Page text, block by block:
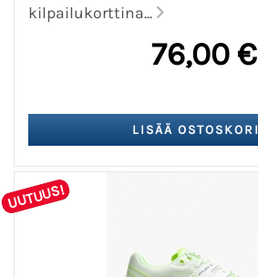
kilpailukorttina...
76,00 €
UUTUUS!